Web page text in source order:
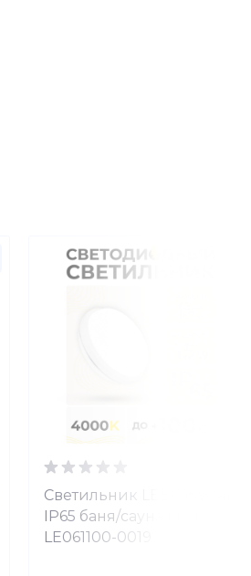
Светильник LEEK 15W 4K
IP65 баня/сауна круг
LE061100-0019